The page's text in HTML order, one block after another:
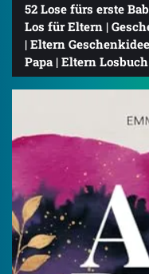
52 Lose fürs erste
Los für Eltern |
| Eltern
Papa | Eltern Losbuch